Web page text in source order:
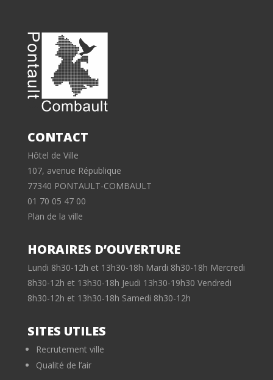
CONTACT
Hôtel de Ville
107, avenue République
77340 PONTAULT-COMBAULT
01 70 05 47 00
Plan de la ville
HORAIRES D’OUVERTURE
Lundi 8h30-12h et 13h30-18h Mardi 8h30-18h Mercredi
8h30-12h et 13h30-18h Jeudi 13h30-19h30 Vendredi
8h30-12h et 13h30-18h Samedi 8h30-12h
SITES UTILES
Recrutement ville
Qualité de l’air